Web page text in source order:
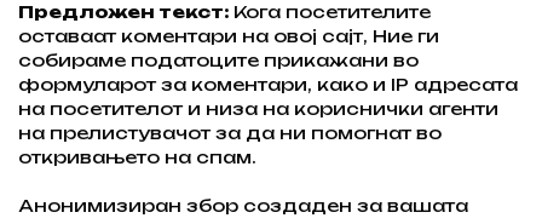
Предложен текст: Кога посетителите
оставаат коментари на овој сајт, Ние ги
собираме податоците прикажани во
формуларот за коментари, како и IP адресата
на посетителот и низа на кориснички агенти
на прелистувачот за да ни помогнат во
откривањето на спам.
Анонимизиран збор создаден за вашата